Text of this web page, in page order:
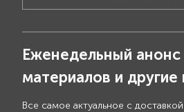
Еженедельный
материалов и другие
Все самое актуальное с